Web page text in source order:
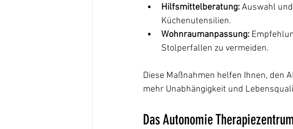
Hilfsmittelberatung: Auswahl
Küchenutensilien.
Wohnraumanpassung:
Stolperfallen zu vermeiden.
Diese Maßnahmen helfen Ihnen, den
mehr Unabhängigkeit und
Das Autonomie